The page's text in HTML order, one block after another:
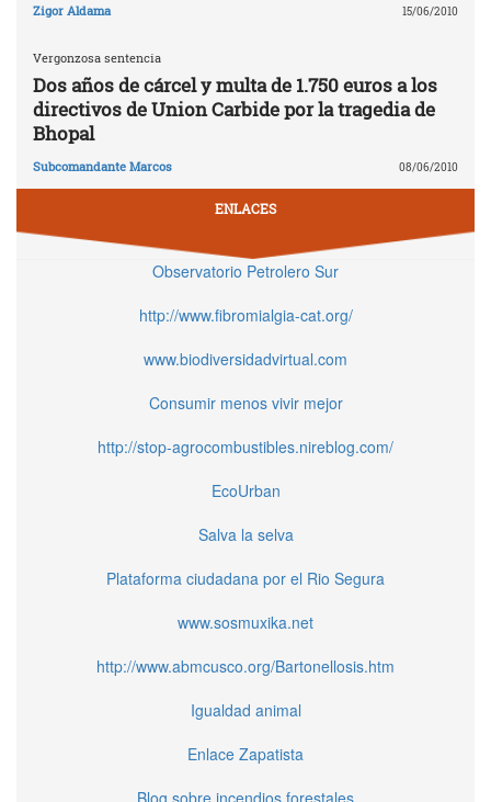
Zigor Aldama 15/06/2010
Vergonzosa sentencia
Dos años de cárcel y multa de 1.750 euros a los
directivos de Union Carbide por la tragedia de
Bhopal
Subcomandante Marcos 08/06/2010
ENLACES
Observatorio Petrolero Sur
http://www.fibromialgia-cat.org/
www.biodiversidadvirtual.com
Consumir menos vivir mejor
http://stop-agrocombustibles.nireblog.com/
EcoUrban
Salva la selva
Plataforma ciudadana por el Rio Segura
www.sosmuxika.net
http://www.abmcusco.org/Bartonellosis.htm
Igualdad animal
Enlace Zapatista